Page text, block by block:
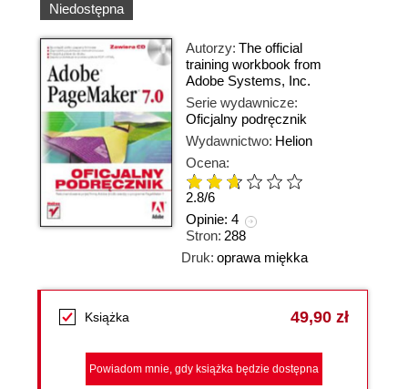
Niedostępna
Autorzy: The official
training workbook from
Adobe Systems, Inc.
Serie wydawnicze:
Oficjalny podręcznik
Wydawnictwo: Helion
Ocena:
2.8/6
Opinie: 4
Stron: 288
Druk: oprawa miękka
Książka 49,90 zł
Powiadom mnie, gdy książka będzie dostępna